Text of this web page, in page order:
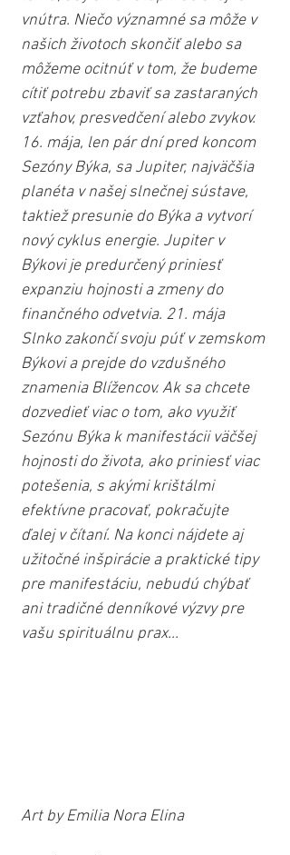
vnútra. Niečo významné sa môže v
našich životoch skončiť alebo sa
môžeme ocitnúť v tom, že budeme
cítiť potrebu zbaviť sa zastaraných
vzťahov, presvedčení alebo zvykov.
16. mája, len pár dní pred koncom
Sezóny Býka, sa Jupiter, najväčšia
planéta v našej slnečnej sústave,
taktiež presunie do Býka a vytvorí
nový cyklus energie. Jupiter v
Býkovi je predurčený priniesť
expanziu hojnosti a zmeny do
finančného odvetvia. 21. mája
Slnko zakončí svoju púť v zemskom
Býkovi a prejde do vzdušného
znamenia Blížencov. Ak sa chcete
dozvedieť viac o tom, ako využiť
Sezónu Býka k manifestácii väčšej
hojnosti do života, ako priniesť viac
potešenia, s akými krištálmi
efektívne pracovať, pokračujte
ďalej v čítaní. Na konci nájdete aj
užitočné inšpirácie a praktické tipy
pre manifestáciu, nebudú chýbať
ani tradičné denníkové výzvy pre
vašu spirituálnu prax...
Art by Emilia Nora Elina